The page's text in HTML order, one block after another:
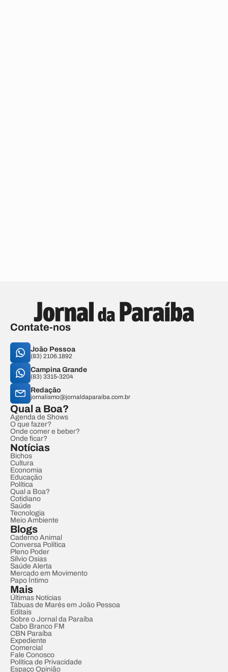
Contate-nos
João Pessoa
(83) 2106.1892
Campina Grande
(83) 3315-3204
Redação
jornalismo@jornaldaparaiba.com.br
Qual a Boa?
Agenda de Shows
O que fazer?
Onde comer e beber?
Onde ficar?
Notícias
Bichos
Cultura
Economia
Educação
Política
Qual a Boa?
Cotidiano
Saúde
Tecnologia
Meio Ambiente
Blogs
Caderno Animal
Conversa Política
Pleno Poder
Sílvio Osias
Saúde Alerta
Mercado em Movimento
Papo Íntimo
Mais
Últimas Notícias
Tábuas de Marés em João Pessoa
Editais
Sobre o Jornal da Paraíba
Cabo Branco FM
CBN Paraíba
Expediente
Comercial
Fale Conosco
Política de Privacidade
Espaço Opinião